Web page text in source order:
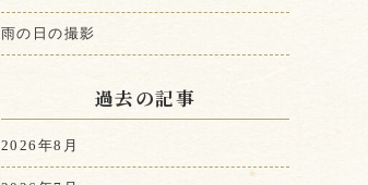
雨の日の撮影
過去の記事
2026年8月